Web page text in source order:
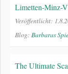
Limetten-Minz-
Veröffentlicht:
Blog: Barbaras
The Ultimate